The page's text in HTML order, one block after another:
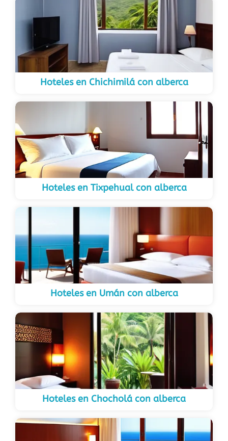
Hoteles en Chichimilá con alberca
Hoteles en Tixpehual con alberca
Hoteles en Umán con alberca
Hoteles en Chocholá con alberca